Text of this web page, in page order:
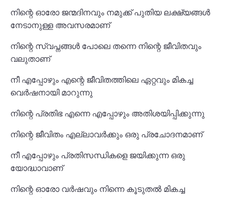
നിന്റെ ഓരോ ജന്മദിനവും നമുക്ക് പുതിയ ലക്ഷ്യങ്ങൾ
നേടാനുള്ള അവസരമാണ്
നിന്റെ സ്വപ്നങ്ങൾ പോലെ തന്നെ നിന്റെ ജീവിതവും
വലുതാണ്
നീ എപ്പോഴും എന്റെ ജീവിതത്തിലെ ഏറ്റവും മികച്ച
വെർഷനായി മാറുന്നു
നിന്റെ പ്രതിഭ എന്നെ എപ്പോഴും അതിശയിപ്പിക്കുന്നു
നിന്റെ ജീവിതം എല്ലാവർക്കും ഒരു പ്രചോദനമാണ്
നീ എപ്പോഴും പ്രതിസന്ധികളെ ജയിക്കുന്ന ഒരു
യോദ്ധാവാണ്
നിന്റെ ഓരോ വർഷവും നിന്നെ കൂടുതൽ മികച്ച